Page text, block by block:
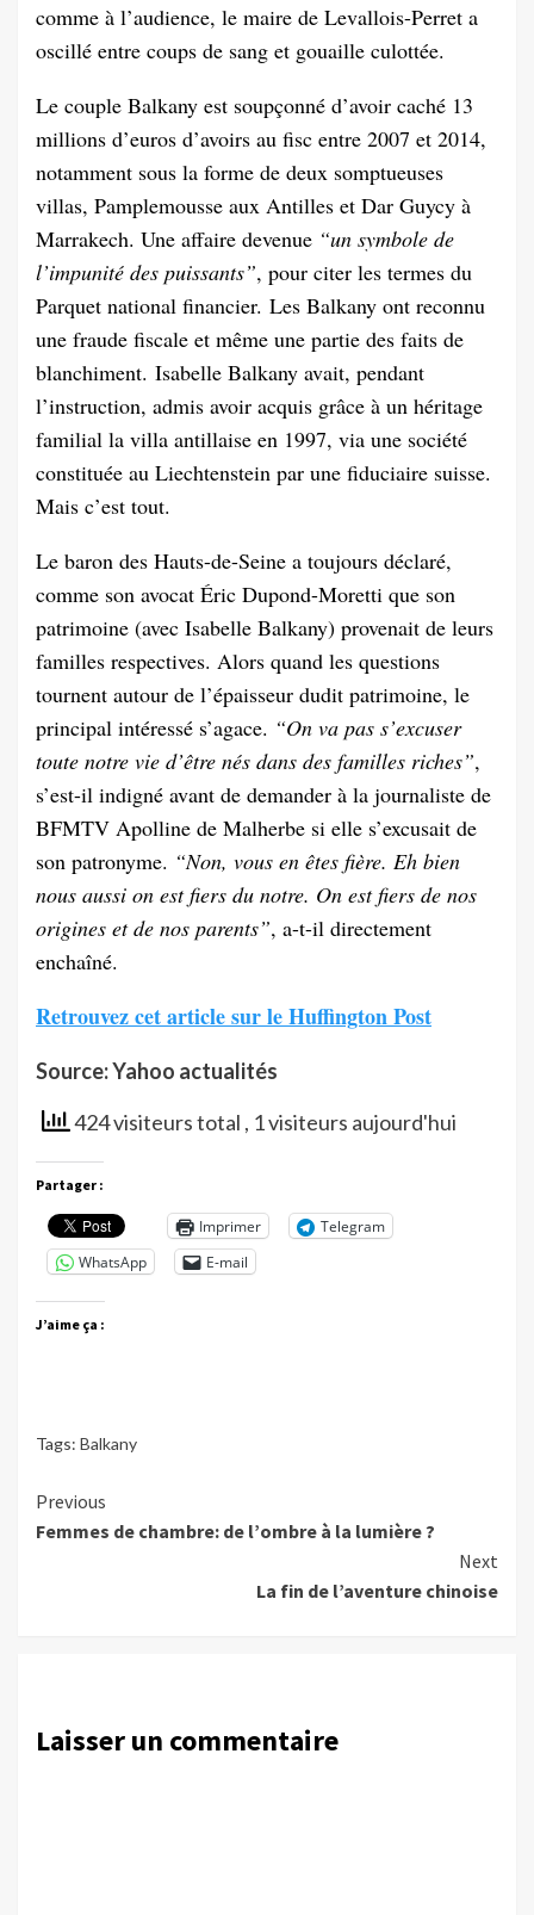
comme à l’audience, le maire de Levallois-Perret a
oscillé entre coups de sang et gouaille culottée.
Le couple Balkany est soupçonné d’avoir caché 13
millions d’euros d’avoirs au fisc entre 2007 et 2014,
notamment sous la forme de deux somptueuses
villas, Pamplemousse aux Antilles et Dar Guycy à
Marrakech. Une affaire devenue “un symbole de
l’impunité des puissants”, pour citer les termes du
Parquet national financier. Les Balkany ont reconnu
une fraude fiscale et même une partie des faits de
blanchiment. Isabelle Balkany avait, pendant
l’instruction, admis avoir acquis grâce à un héritage
familial la villa antillaise en 1997, via une société
constituée au Liechtenstein par une fiduciaire suisse.
Mais c’est tout.
Le baron des Hauts-de-Seine a toujours déclaré,
comme son avocat Éric Dupond-Moretti que son
patrimoine (avec Isabelle Balkany) provenait de leurs
familles respectives. Alors quand les questions
tournent autour de l’épaisseur dudit patrimoine, le
principal intéressé s’agace. “On va pas s’excuser
toute notre vie d’être nés dans des familles riches”,
s’est-il indigné avant de demander à la journaliste de
BFMTV Apolline de Malherbe si elle s’excusait de
son patronyme. “Non, vous en êtes fière. Eh bien
nous aussi on est fiers du notre. On est fiers de nos
origines et de nos parents”, a-t-il directement
enchaîné.
Retrouvez cet article sur le Huffington Post
Source: Yahoo actualités
424 visiteurs total , 1 visiteurs aujourd'hui
Partager :
Imprimer
Telegram
WhatsApp
E-mail
J’aime ça :
Tags: Balkany
Continue
Reading
Previous
Femmes de chambre: de l’ombre à la lumière ?
Next
La fin de l’aventure chinoise
Laisser un commentaire